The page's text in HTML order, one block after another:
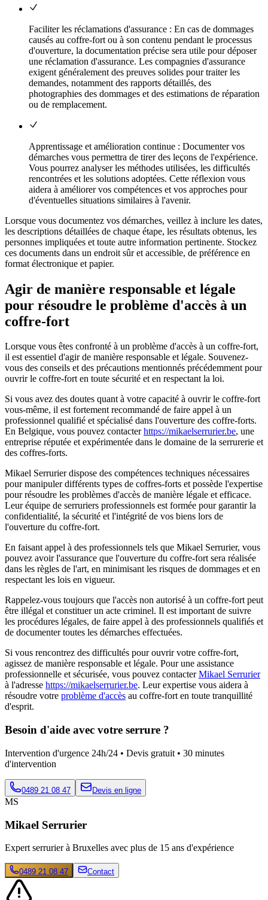
Faciliter les réclamations d'assurance : En cas de dommages
causés au coffre-fort ou à son contenu pendant le processus
d'ouverture, la documentation précise sera utile pour déposer
une réclamation d'assurance. Les compagnies d'assurance
exigent généralement des preuves solides pour traiter les
demandes, notamment des rapports détaillés, des
photographies des dommages et des estimations de réparation
ou de remplacement.
Apprentissage et amélioration continue : Documenter vos
démarches vous permettra de tirer des leçons de l'expérience.
Vous pourrez analyser les méthodes utilisées, les difficultés
rencontrées et les solutions adoptées. Cette réflexion vous
aidera à améliorer vos compétences et vos approches pour
d'éventuelles situations similaires à l'avenir.
Lorsque vous documentez vos démarches, veillez à inclure les dates,
les descriptions détaillées de chaque étape, les résultats obtenus, les
personnes impliquées et toute autre information pertinente. Stockez
ces documents dans un endroit sûr et accessible, de préférence en
format électronique et papier.
Agir de manière responsable et légale
pour résoudre le problème d'accès à un
coffre-fort
Lorsque vous êtes confronté à un problème d'accès à un coffre-fort,
il est essentiel d'agir de manière responsable et légale. Souvenez-
vous des conseils et des précautions mentionnés précédemment pour
ouvrir le coffre-fort en toute sécurité et en respectant la loi.
Si vous avez des doutes quant à votre capacité à ouvrir le coffre-fort
vous-même, il est fortement recommandé de faire appel à un
professionnel qualifié et spécialisé dans l'ouverture des coffre-forts.
En Belgique, vous pouvez contacterhttps://mikaelserrurier.be, une
entreprise réputée et expérimentée dans le domaine de la serrurerie et
des coffres-forts.
Mikael Serrurier dispose des compétences techniques nécessaires
pour manipuler différents types de coffres-forts et possède l'expertise
pour résoudre les problèmes d'accès de manière légale et efficace.
Leur équipe de serruriers professionnels est formée pour garantir la
confidentialité, la sécurité et l'intégrité de vos biens lors de
l'ouverture du coffre-fort.
En faisant appel à des professionnels tels que Mikael Serrurier, vous
pouvez avoir l'assurance que l'ouverture du coffre-fort sera réalisée
dans les règles de l'art, en minimisant les risques de dommages et en
respectant les lois en vigueur.
Rappelez-vous toujours que l'accès non autorisé à un coffre-fort peut
être illégal et constituer un acte criminel. Il est important de suivre
les procédures légales, de faire appel à des professionnels qualifiés et
de documenter toutes les démarches effectuées.
Si vous rencontrez des difficultés pour ouvrir votre coffre-fort,
agissez de manière responsable et légale. Pour une assistance
professionnelle et sécurisée, vous pouvez contacterMikael Serrurier
à l'adresse https://mikaelserrurier.be. Leur expertise vous aidera à
résoudre votre problème d'accès au coffre-fort en toute tranquillité
d'esprit.
Besoin d'aide avec votre serrure ?
Intervention d'urgence 24h/24 • Devis gratuit • 30 minutes
d'intervention
0489 21 08 47 Devis en ligne
MS
Mikael Serrurier
Expert serrurier à Bruxelles avec plus de 15 ans d'expérience
0489 21 08 47 Contact